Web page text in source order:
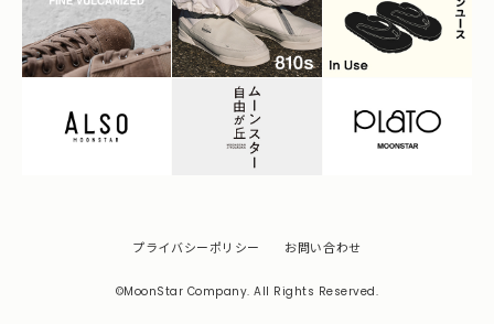
プライバシーポリシー お問い合わせ
©MoonStar Company. All Rights Reserved.